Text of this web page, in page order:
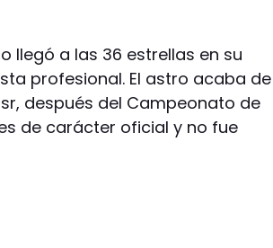
llegó a las 36 estrellas en su
profesional. El astro acaba de
después del Campeonato de
de carácter oficial y no fue